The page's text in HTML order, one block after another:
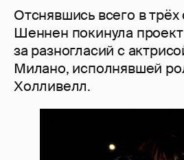
Отснявшись всего в трёх
Шеннен покинула проект
за разногласий с
Милано, исполнявшей
Холливелл.